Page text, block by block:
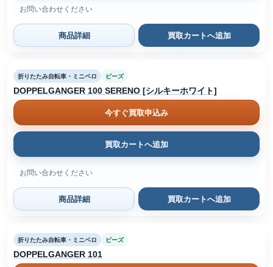
お問い合わせください
商品詳細 買取カートへ追加
折りたたみ自転車・ミニベロ ビーズ
DOPPELGANGER 100 SERENO [シルキーホワイト]
今すぐ買取申込み
買取カートへ追加
お問い合わせください
商品詳細 買取カートへ追加
折りたたみ自転車・ミニベロ ビーズ
DOPPELGANGER 101